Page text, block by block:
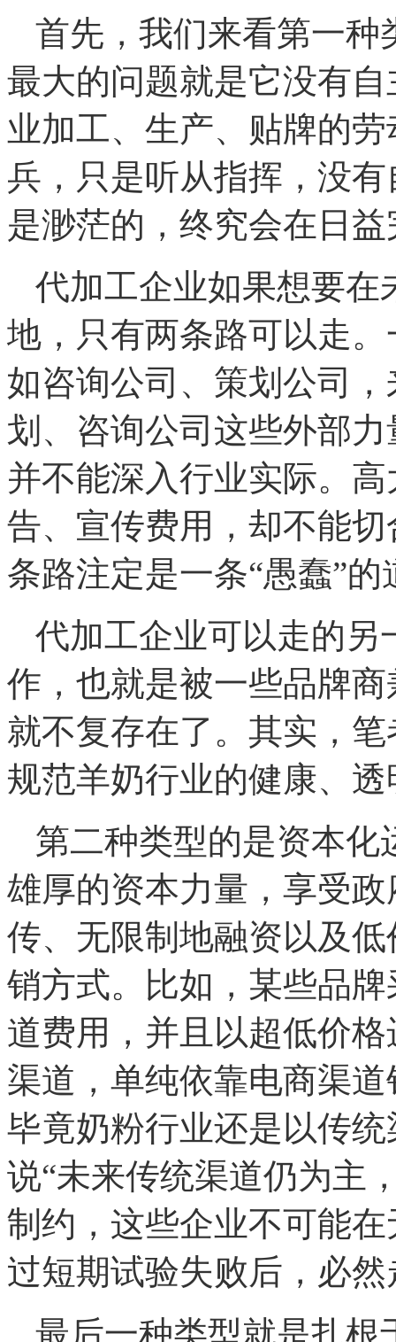
首先，我们来看第一种
最大的问题就是它没有
业加工、生产、贴牌的
兵，只是听从指挥，没
是渺茫的，终究会在日
代加工企业如果想要在
地，只有两条路可以走
如咨询公司、策划公司
划、咨询公司这些外部
并不能深入行业实际。
告、宣传费用，却不能
条路注定是一条“愚蠢”的
代加工企业可以走的另
作，也就是被一些品牌
就不复存在了。其实，
规范羊奶行业的健康、
第二种类型的是资本化
雄厚的资本力量，享受
传、无限制地融资以及
销方式。比如，某些品
道费用，并且以超低价
渠道，单纯依靠电商渠
毕竟奶粉行业还是以传
说“未来传统渠道仍为主
制约，这些企业不可能
过短期试验失败后，必
最后一种类型就是扎根